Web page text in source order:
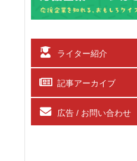
ライター紹介
記事アーカイブ
広告 / お問い合わせ